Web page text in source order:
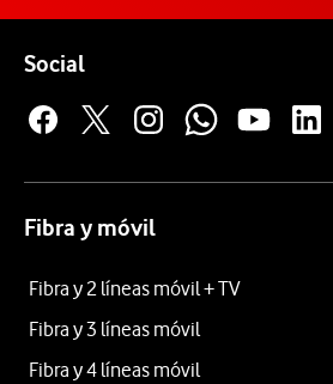
SocialEnlaces a las redes
Fibra y móvil
Fibra y 2 líneas móvil + TV
Fibra y 3 líneas móvil
Fibra y 4 líneas móvil